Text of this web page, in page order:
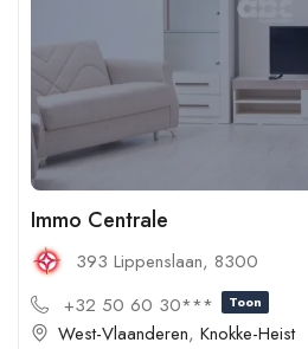
Immo Centrale
393 Lippenslaan, 8300
+32 50 60 30***
Toon
West-Vlaanderen, Knokke-Heist